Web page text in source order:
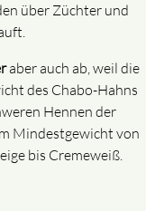
über Züchter und
aber auch ab, weil die
des Chabo-Hahns
Hennen der
Mindestgewicht von
bis Cremeweiß.